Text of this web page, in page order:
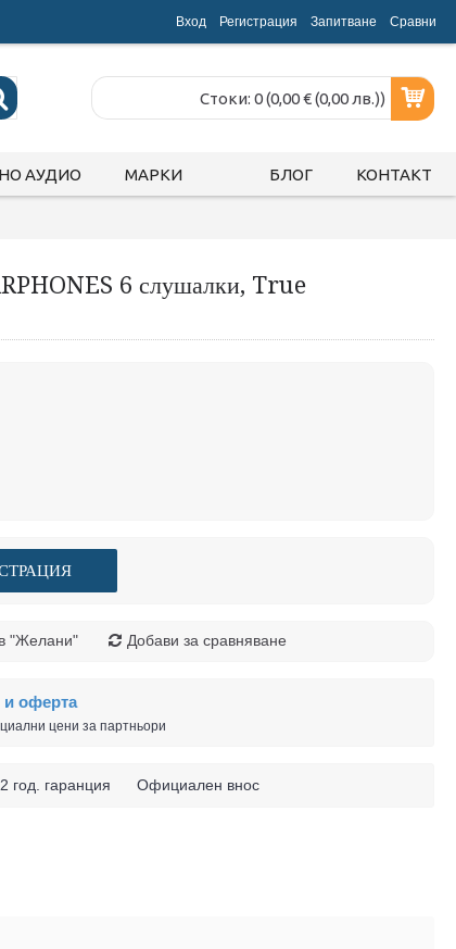
Вход Регистрация Запитване Срaвни
Стоки: 0 (0,00 € (0,00 лв.))
АУДИО МАРКИ БЛОГ КОНТАКТ
6 слушалки, True
"Желани" Добави за сравняване
и оферта
цени за партньори
год. гаранция Официален внос